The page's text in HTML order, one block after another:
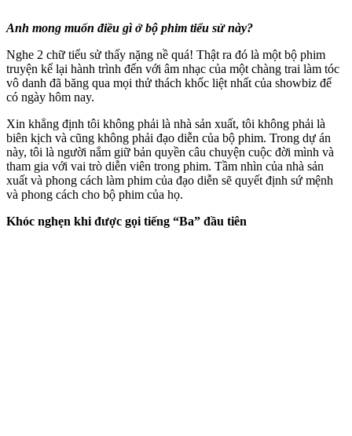
Anh mong muốn điều gì ở bộ phim tiểu sử này?
Nghe 2 chữ tiểu sử thấy nặng nề quá! Thật ra đó là một bộ phim
truyện kể lại hành trình đến với âm nhạc của một chàng trai làm tóc
vô danh đã băng qua mọi thử thách khốc liệt nhất của showbiz để
có ngày hôm nay.
Xin khẳng định tôi không phải là nhà sản xuất, tôi không phải là
biên kịch và cũng không phải đạo diễn của bộ phim. Trong dự án
này, tôi là người nắm giữ bản quyền câu chuyện cuộc đời mình và
tham gia với vai trò diễn viên trong phim. Tầm nhìn của nhà sản
xuất và phong cách làm phim của đạo diễn sẽ quyết định sứ mệnh
và phong cách cho bộ phim của họ.
Khóc nghẹn khi được gọi tiếng “Ba” đầu tiên